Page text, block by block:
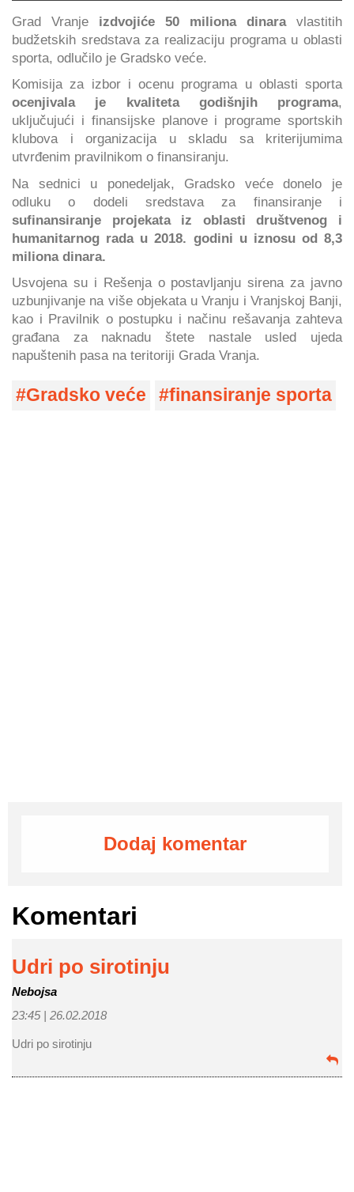
Grad Vranje izdvojiće 50 miliona dinaravlastitih
budžetskih sredstava za realizaciju programa u oblasti
sporta, odlučilo je Gradsko veće.
Komisija za izbor i ocenu programa u oblasti sporta
ocenjivala je kvaliteta godišnjih programa,
uključujući i finansijske planove i programe sportskih
klubova i organizacija u skladu sa kriterijumima
utvrđenim pravilnikom o finansiranju.
Na sednici u ponedeljak, Gradsko veće donelo je
odluku o dodeli sredstava za finansiranje i
sufinansiranje projekata iz oblasti društvenog i
humanitarnog rada u 2018. godini u iznosu od 8,3
miliona dinara.
Usvojena su i Rešenja o postavljanju sirena za javno
uzbunjivanje na više objekata u Vranju i Vranjskoj Banji,
kao i Pravilnik o postupku i načinu rešavanja zahteva
građana za naknadu štete nastale usled ujeda
napuštenih pasa na teritoriji Grada Vranja.
Gradsko veće finansiranje sporta
Dodaj komentar
Komentari
Udri po sirotinju
Nebojsa
23:45 | 26.02.2018
Udri po sirotinju